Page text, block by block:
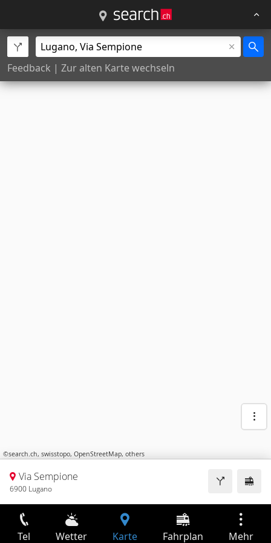
Feedback | Zur alten Karte wechseln
©search.ch, swisstopo, OpenStreetMap, others
Via Sempione
6900 Lugano
Tel Wetter Karte Fahrplan Mehr